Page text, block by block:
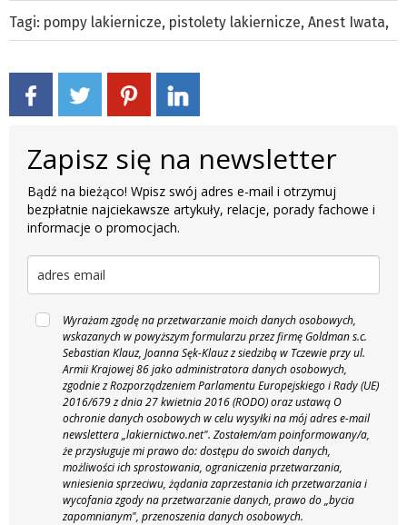
Tagi: pompy lakiernicze, pistolety lakiernicze, Anest Iwata,
Zapisz się na newsletter
Bądź na bieżąco! Wpisz swój adres e-mail i otrzymuj
bezpłatnie najciekawsze artykuły, relacje, porady fachowe i
informacje o promocjach.
Wyrażam zgodę na przetwarzanie moich danych osobowych,
wskazanych w powyższym formularzu przez firmę Goldman s.c.
Sebastian Klauz, Joanna Sęk-Klauz z siedzibą w Tczewie przy ul.
Armii Krajowej 86 jako administratora danych osobowych,
zgodnie z Rozporządzeniem Parlamentu Europejskiego i Rady (UE)
2016/679 z dnia 27 kwietnia 2016 (RODO) oraz ustawą O
ochronie danych osobowych w celu wysyłki na mój adres e-mail
newslettera „lakiernictwo.net". Zostałem/am poinformowany/a,
że przysługuje mi prawo do: dostępu do swoich danych,
możliwości ich sprostowania, ograniczenia przetwarzania,
wniesienia sprzeciwu, żądania zaprzestania ich przetwarzania i
wycofania zgody na przetwarzanie danych, prawo do „bycia
zapomnianym", przenoszenia danych osobowych.